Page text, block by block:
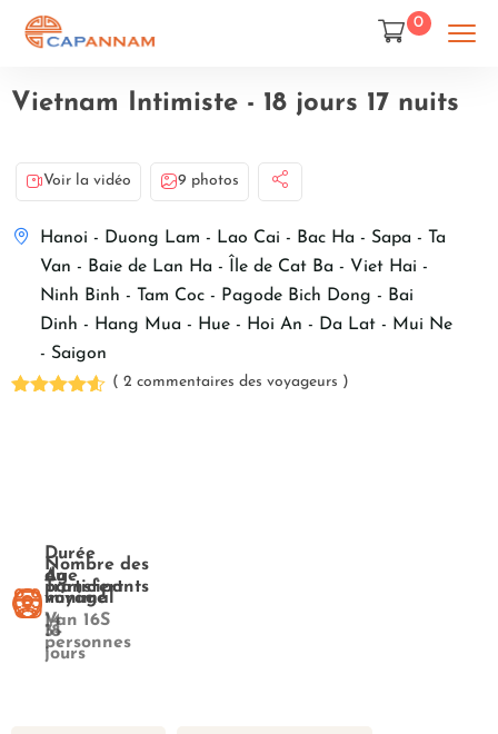
0
Vietnam Intimiste - 18 jours 17 nuits
Voir la vidéo 9 photos
Hanoi - Duong Lam - Lao Cai - Bac Ha - Sapa - Ta
Van - Baie de Lan Ha - Île de Cat Ba - Viet Hai -
Ninh Binh - Tam Coc - Pagode Bich Dong - Bai
Dinh - Hang Mua - Hue - Hoi An - Da Lat - Mui Ne
- Saigon
( 2 commentaires des voyageurs )
Durée
du
voyage
18
jours
Nombre des
participants
14
personnes
Age
minimal
3+
Transfert
Van 16S